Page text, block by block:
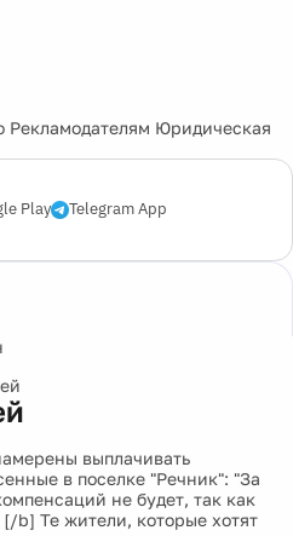
Рекламодателям Юридическая
Play Telegram App
выплачивать
в поселке "Речник": "За
не будет, так как
b] Те жители, которые хотят